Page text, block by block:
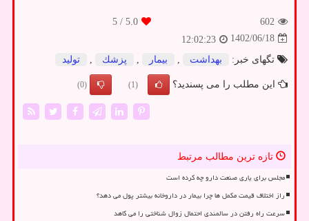
602
5.0
/ 5
1402/06/18
12:02:23
تگهای خبر:
بهداشت بیمار پزشك تولید
این مطلب را می پسندید؟ (1)
(0)
تازه ترین مطالب مرتبط
مجلس برای یاری صنعت دارو چه کرده است
راز اختلاف قیمت مکمل ها چرا بیمار در داروخانه بیشتر پول می دهد؟
سرعت راه رفتن در سالمندی احتمال زوال شناختی را می کاهد